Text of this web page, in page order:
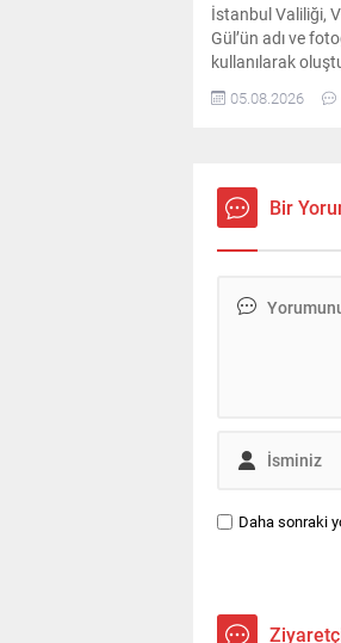
İstanbul Valiliği,
Gül’ün adı ve
kullanılarak
sosyal medya
üzerinden yapılan
05.08.2026
Bir
Daha sonraki